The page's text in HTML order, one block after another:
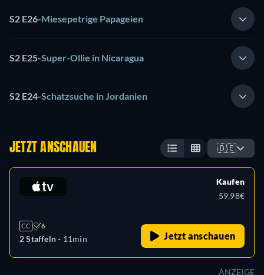
S2 E26-Miesepetrige Papageien
S2 E25-Super-Ollie in Nicaragua
S2 E24-Schatzsuche in Jordanien
JETZT ANSCHAUEN 🇩🇪
CC 6
2 Staffeln - 11min
Kaufen
59,98€
Jetzt anschauen
ANZEIGE